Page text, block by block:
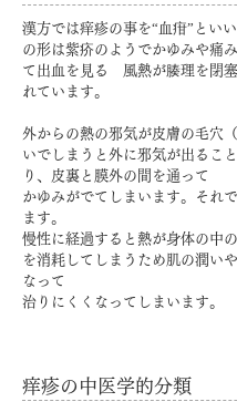
漢方では痒疹の事を“血疳”と い
の形は紫疥のようでかゆみや痛
て出血を見る 風熱が腠理を閉
れています。
外からの熱の邪気が皮膚の毛穴
いでしまうと外に邪気が出るこ
り、皮裏と膜外の間を通って
かゆみがでてしまいます。それ
ます。
慢性に経過すると熱が身体の中の
を消耗してしまうため肌の潤い
なって
治りにくくなってしまいます。
​痒疹の中医学的分類